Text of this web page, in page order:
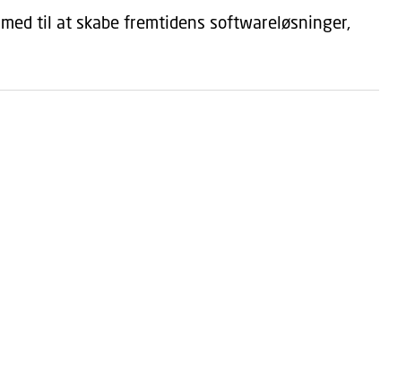
til at skabe fremtidens softwareløsninger,